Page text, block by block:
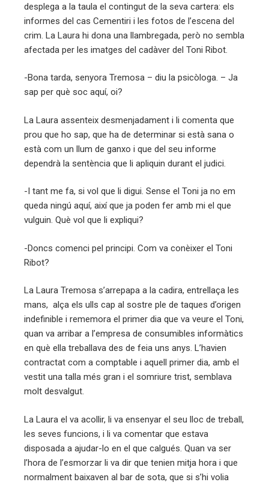
desplega a la taula el contingut de la seva cartera: els
informes del cas Cementiri i les fotos de l’escena del
crim. La Laura hi dona una llambregada, però no sembla
afectada per les imatges del cadàver del Toni Ribot.
-Bona tarda, senyora Tremosa – diu la psicòloga. – Ja
sap per què soc aquí, oi?
La Laura assenteix desmenjadament i li comenta que
prou que ho sap, que ha de determinar si està sana o
està com un llum de ganxo i que del seu informe
dependrà la sentència que li apliquin durant el judici.
-I tant me fa, si vol que li digui. Sense el Toni ja no em
queda ningú aquí, així que ja poden fer amb mi el que
vulguin. Què vol que li expliqui?
-Doncs comenci pel principi. Com va conèixer el Toni
Ribot?
La Laura Tremosa s’arrepapa a la cadira, entrellaça les
mans, alça els ulls cap al sostre ple de taques d’origen
indefinible i rememora el primer dia que va veure el Toni,
quan va arribar a l’empresa de consumibles informàtics
en què ella treballava des de feia uns anys. L’havien
contractat com a comptable i aquell primer dia, amb el
vestit una talla més gran i el somriure trist, semblava
molt desvalgut.
La Laura el va acollir, li va ensenyar el seu lloc de treball,
les seves funcions, i li va comentar que estava
disposada a ajudar-lo en el que calgués. Quan va ser
l’hora de l’esmorzar li va dir que tenien mitja hora i que
normalment baixaven al bar de sota, que si s’hi volia